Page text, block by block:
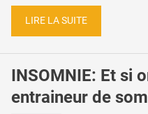
LIRE LA SUITE
INSOMNIE: Et si
entraineur de